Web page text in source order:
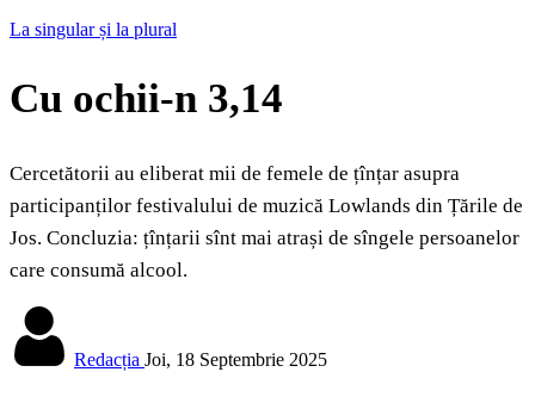
La singular și la plural
Cu ochii-n 3,14
Cercetătorii au eliberat mii de femele de țînțar asupra
participanților festivalului de muzică Lowlands din Țările de
Jos. Concluzia: țînțarii sînt mai atrași de sîngele persoanelor
care consumă alcool.
Redacția Joi, 18 Septembrie 2025